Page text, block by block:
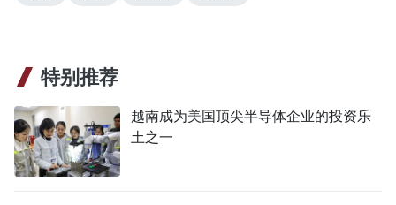
特别推荐
越南成为美国顶尖半导体企业的投资乐
土之一